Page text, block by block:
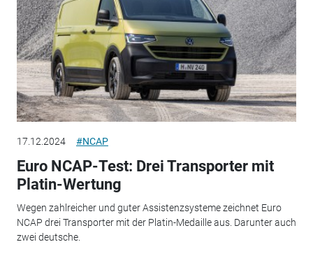
17.12.2024 #NCAP
Euro NCAP-Test: Drei Transporter mit
Platin-Wertung
Wegen zahlreicher und guter Assistenzsysteme zeichnet Euro
NCAP drei Transporter mit der Platin-Medaille aus. Darunter auch
zwei deutsche.